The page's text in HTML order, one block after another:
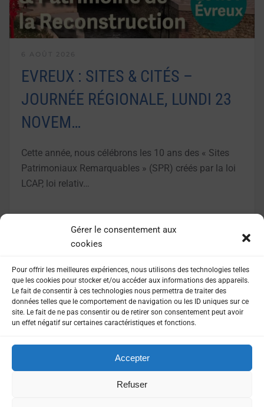
Gérer le consentement aux
cookies
Pour offrir les meilleures expériences, nous utilisons des technologies telles
que les cookies pour stocker et/ou accéder aux informations des appareils.
Le fait de consentir à ces technologies nous permettra de traiter des
données telles que le comportement de navigation ou les ID uniques sur ce
site. Le fait de ne pas consentir ou de retirer son consentement peut avoir
un effet négatif sur certaines caractéristiques et fonctions.
Accepter
Refuser
EVREUX : SITES & CITÉS –
JOURNÉE RÉGIONALE, LUNDI 23
NOVEM…
Cette année, nous célébrons les 10 ans des « Sites
Patrimoniaux Remarquables » (SPR) créés par la loi
LCAP, loi relativ…
LIRE LA SUITE
MENTIONS LÉGALES
POLITIQUE DE CONFIDENTIALITÉ